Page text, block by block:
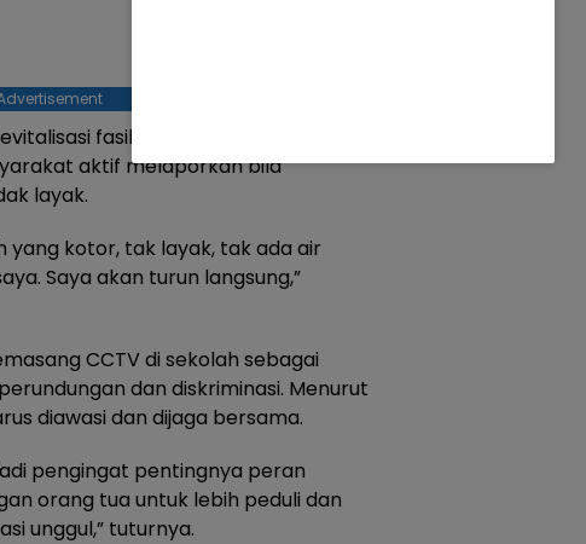
fasilitas sanitasi sekolah. Tri
aktif melaporkan bila
layak.
yang kotor, tak layak, tak ada air
Saya akan turun langsung,”
CCTV di sekolah sebagai
dan diskriminasi. Menurut
diawasi dan dijaga bersama.
pengingat pentingnya peran
orang tua untuk lebih peduli dan
unggul,” tuturnya.